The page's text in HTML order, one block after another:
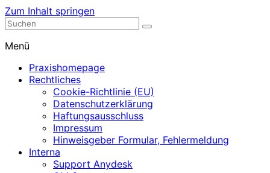
Zum Inhalt springen
Nephrologische Praxis mit Dialyse
Menü
Praxishomepage
Rechtliches
Cookie-Richtlinie (EU)
Datenschutzerklärung
Haftungsausschluss
Impressum
Hinweisgeber Formular, Fehlermeldung
Interna
Support Anydesk